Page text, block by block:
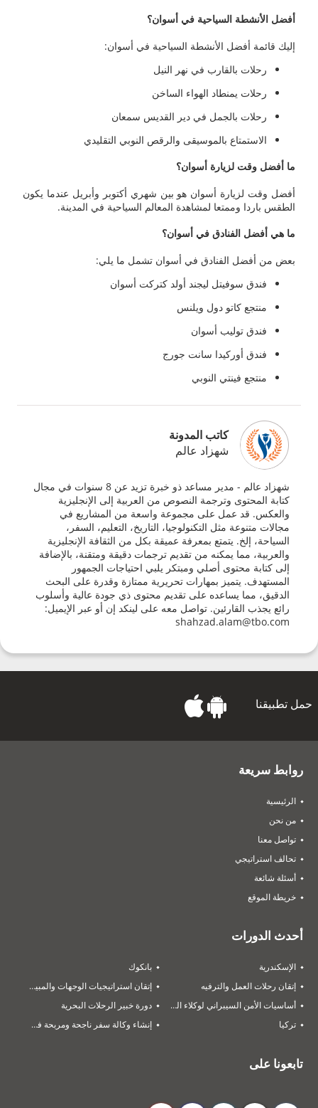
أفضل الأنشطة السياحية في أسوان؟
إليك قائمة أفضل الأنشطة السياحية في أسوان:
رحلات بالقارب في نهر النيل
رحلات يمنطاد الهواء الساخن
رحلات بالجمل في دير القديس سمعان
الاستمتاع بالموسيقى والرقص النوبي التقليدي
ما أفضل وقت لزيارة أسوان؟
أفضل وقت لزيارة أسوان هو بين شهري أكتوبر وأبريل عندما يكون
الطقس باردا وممتعا لمشاهدة المعالم السياحية في المدينة.
ما هي أفضل الفنادق في أسوان؟
بعض من أفضل الفنادق في أسوان تشمل ما يلي:
فندق سوفيتل ليجند أولد كتركت أسوان
منتجع كاتو دول ويلنس
فندق توليب أسوان
فندق أوركيدا سانت جورج
منتجع فينتي النوبي
كاتب المدونة
شهزاد عالم
شهزاد عالم - مدير مساعد ذو خبرة تزيد عن 8 سنوات في مجال
كتابة المحتوى وترجمة النصوص من العربية إلى الإنجليزية
والعكس. قد عمل على مجموعة واسعة من المشاريع في
مجالات متنوعة مثل التكنولوجيا، التاريخ، التعليم، السفر،
السياحة، إلخ. يتمتع بمعرفة عميقة بكل من الثقافة الإنجليزية
والعربية، مما يمكنه من تقديم ترجمات دقيقة ومتقنة، بالإضافة
إلى كتابة محتوى أصلي ومبتكر يلبي احتياجات الجمهور
المستهدف. يتميز بمهارات تحريرية ممتازة وقدرة على البحث
الدقيق، مما يساعده على تقديم محتوى ذي جودة عالية وأسلوب
رائع يجذب القارئين. تواصل معه على لينكد إن أو عبر الإيميل:
shahzad.alam@tbo.com
حمل تطبيقنا
روابط سريعة
الرئيسية
من نحن
تواصل معنا
تحالف استراتيجي‎
أسئلة شائعة
خريطة الموقع
أحدث الدورات
الإسكندرية
إتقان رحلات العمل والترفيه
أساسيات الأمن السيبراني لوكلاء السفر والسياحة
تركيا
بانكوك
إتقان استراتيجيات الوجهات والمبيعات
دورة خبير الرحلات البحرية
إنشاء وكالة سفر ناجحة ومربحة في 2026
تابعونا على